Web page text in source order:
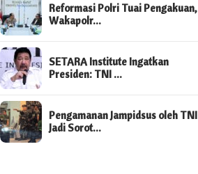
Reformasi Polri Tuai Pengakuan,
Wakapolr…
SETARA Institute Ingatkan
Presiden: TNI …
Pengamanan Jampidsus oleh TNI
Jadi Sorot…